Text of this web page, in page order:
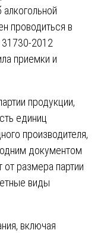
проводиться в
31730-2012
приемки и
продукции,
единиц
производителя,
документом
размера партии
виды
включая